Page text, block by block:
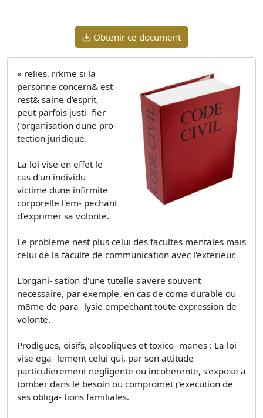
Obtenir ce document
« relies, rrkme si la
personne concern& est
rest& saine d'esprit,
peut parfois justi- fier
('organisation dune pro-
tection juridique.
La loi vise en effet le
cas d'un individu
victime dune infirmite
corporelle l'em- pechant
d'exprimer sa volonte.
Le probleme nest plus celui des facultes mentales mais
celui de la faculte de communication avec l'exterieur.
L'organi- sation d'une tutelle s'avere souvent
necessaire, par exemple, en cas de coma durable ou
m8me de para- lysie empechant toute expression de
volonte.
Prodigues, oisifs, alcooliques et toxico- manes : La loi
vise ega- lement celui qui, par son attitude
particulierement negligente ou incoherente, s'expose a
tomber dans le besoin ou compromet ('execution de
ses obliga- tions familiales.